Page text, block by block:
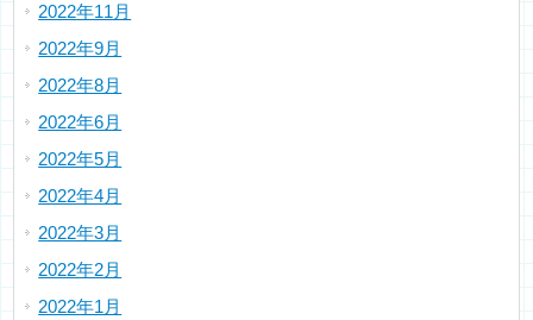
2022年11月
2022年9月
2022年8月
2022年6月
2022年5月
2022年4月
2022年3月
2022年2月
2022年1月